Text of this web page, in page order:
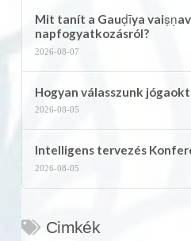
Mit tanít a Gauḍīya
napfogyatkozásról?
2026-08-07
Hogyan válasszunk
2026-08-05
Intelligens tervezés
2026-08-05
Cimkék